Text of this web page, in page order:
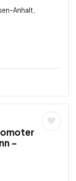
Anhalt,
–